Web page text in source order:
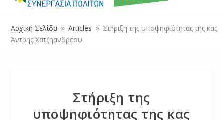
Αρχική Σελίδα 9 Articles 9 Στήριξη της υποψηφιότητας της κας
Άντρης Χατζηανδρέου
Στήριξη της
υποψηφιότητας της κας